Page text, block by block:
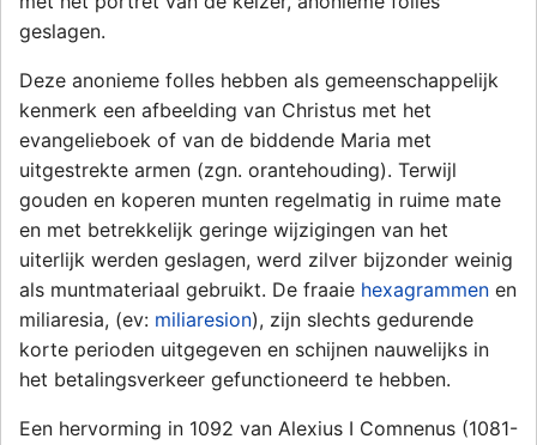
geslagen.
Deze anonieme folles hebben als gemeenschappelijk
kenmerk een afbeelding van Christus met het
evangelieboek of van de biddende Maria met
uitgestrekte armen (zgn. orantehouding). Terwijl
gouden en koperen munten regelmatig in ruime mate
en met betrekkelijk geringe wijzigingen van het
uiterlijk werden geslagen, werd zilver bijzonder weinig
als muntmateriaal gebruikt. De fraaie hexagrammen en
miliaresia, (ev: miliaresion), zijn slechts gedurende
korte perioden uitgegeven en schijnen nauwelijks in
het betalingsverkeer gefunctioneerd te hebben.
Een hervorming in 1092 van Alexius I Comnenus (1081-